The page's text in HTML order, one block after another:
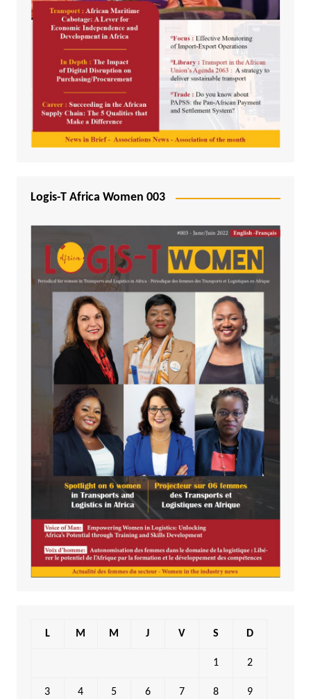
Logis-T Africa Women 003
L M M J V S D
1 2
3 4 5 6 7 8 9